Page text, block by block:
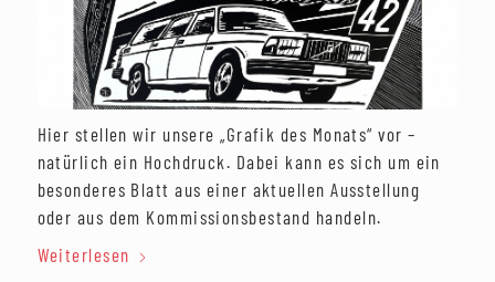
Hier stellen wir unsere „Grafik des Monats“ vor –
natürlich ein Hochdruck. Dabei kann es sich um ein
besonderes Blatt aus einer aktuellen Ausstellung
oder aus dem Kommissionsbestand handeln.
Weiterlesen